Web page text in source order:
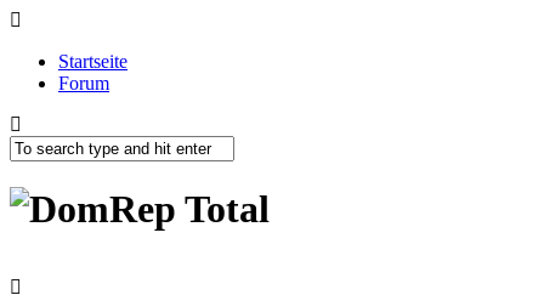
Startseite
Forum